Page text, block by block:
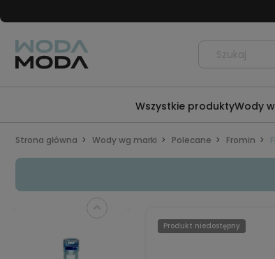
Wszystkie produktyWody
Strona główna Wody wg marki Polecane Fromin
Produkt niedostępny